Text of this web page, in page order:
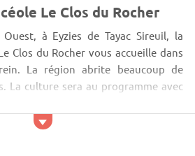
Le Clos du Rocher
à Eyzies de Tayac Sireuil, la
Clos du Rocher vous accueille dans
La région abrite beaucoup de
La culture sera au programme avec
du patrimoine local e...